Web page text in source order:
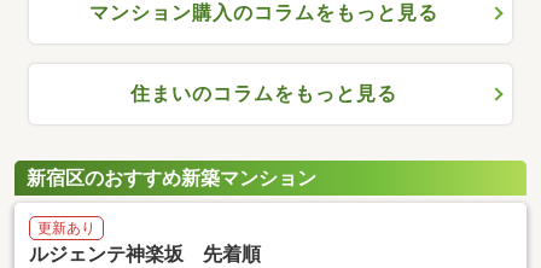
マンション購入のコラムをもっと見る
住まいのコラムをもっと見る
新宿区のおすすめ新築マンション
更新あり
ルジェンテ神楽坂 先着順